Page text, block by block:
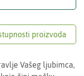
proizvoda
Vašeg ljubimca,